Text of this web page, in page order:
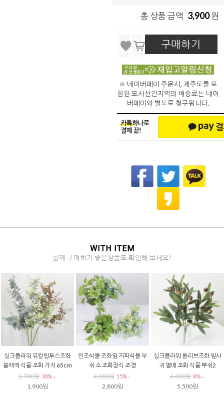
총 상품 금액 3,900원
구매하기
※ 네이버페이 주문시, 제주도를 포
함한 도서산간지역의 배송료는 네이
버페이와 별도로 청구됩니다.
WITH ITEM
함께 구매하기 좋은상품도 확인해 보세요!
실크플라워 유칼립투스조화
블랙잭 식물 조화 가지 65cm
2,700원 30% ↓
1,900원
인조식물 조화잎 지피식물 부
쉬 소 조화장식 조경
3,300원 15% ↓
2,800원
실크플라워 올리브조화 잎사
귀 열매 조화 식물 부쉬2
6,000원 8% ↓
5,500원